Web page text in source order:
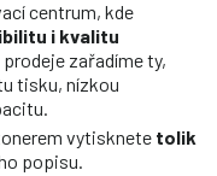
centrum, kde
i kvalitu
zařadíme ty,
tisku, nízkou
vytisknete tolik
popisu.